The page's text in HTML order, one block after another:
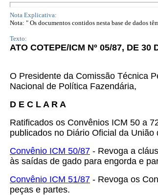
Nota Explicativa:
Nota: " Os documentos contidos nesta base de dados
Texto:
ATO COTEPE/ICM Nº 05/87, DE 30
O Presidente da Comissão Técnica
Nacional de Política Fazendária,
D E C L A R A
Ratificados os Convênios ICM 50 a
publicados no Diário Oficial da
Convênio ICM 50/87 - Revoga a
às saídas de gado para engorda e
Convênio ICM 51/87 - Revoga os
peças e partes.